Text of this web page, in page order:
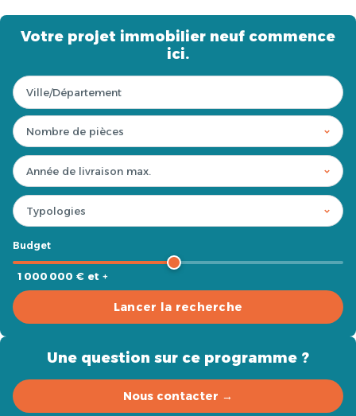
Votre projet immobilier neuf commence
ici.
Budget
1 000 000 € et +
Lancer la recherche
Une question sur ce programme ?
Nous contacter →